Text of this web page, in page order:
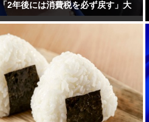
2年後には消費税を必ず戻す」大